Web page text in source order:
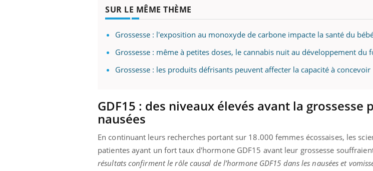
SUR LE MÊME THÈME
Grossesse : l'exposition au monoxyde de carbone impacte la santé du
Grossesse : même à petites doses, le cannabis nuit au développement du
Grossesse : les produits défrisants peuvent affecter la capacité à concevoir
GDF15 : des niveaux élevés avant la grossesse
nausées
En continuant leurs recherches portant sur 18.000 femmes écossaises, les
patientes ayant un fort taux d'hormone GDF15 avant leur grossesse
résultats confirment le rôle causal de l’hormone GDF15 dans les nausées et